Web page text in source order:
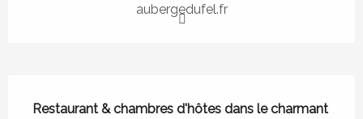
aubergedufel.fr
Restaurant & chambres d'hôtes dans le charmant